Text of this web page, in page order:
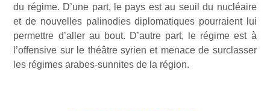
du régime. D’une part, le pays est au seuil du nucléaire
et de nouvelles palinodies diplomatiques pourraient lui
permettre d’aller au bout. D’autre part, le régime est à
l’offensive sur le théâtre syrien et menace de surclasser
les régimes arabes-sunnites de la région.